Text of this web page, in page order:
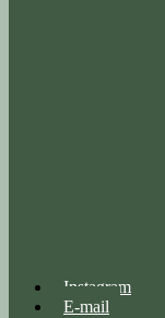
Instagram
E-mail